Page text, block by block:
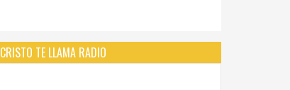
CRISTO TE LLAMA RADIO